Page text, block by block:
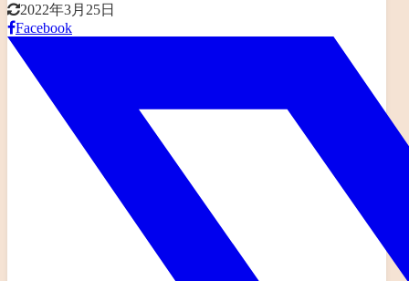
2022年3月25日
Facebook